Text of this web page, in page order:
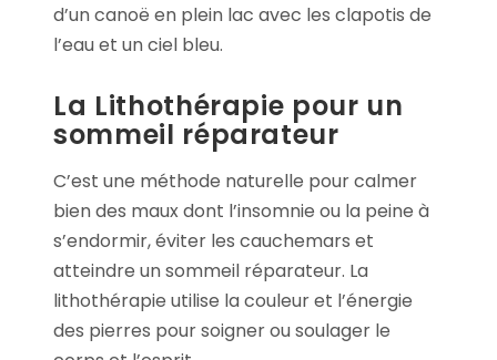
d’un canoë en plein lac avec les clapotis de
l’eau et un ciel bleu.
La Lithothérapie pour un
sommeil réparateur
C’est une méthode naturelle pour calmer
bien des maux dont l’insomnie ou la peine à
s’endormir, éviter les cauchemars et
atteindre un sommeil réparateur. La
lithothérapie utilise la couleur et l’énergie
des pierres pour soigner ou soulager le